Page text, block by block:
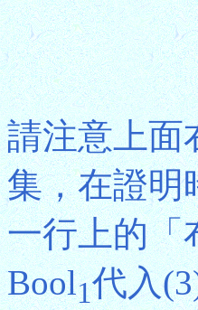
請注意上面
集，在證明
一行上的「
Bool1代入